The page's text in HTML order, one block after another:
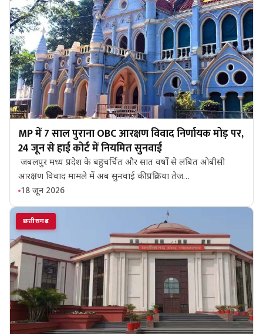
MP में 7 साल पुराना OBC आरक्षण विवाद निर्णायक मोड़ पर,
24 जून से हाई कोर्ट में नियमित सुनवाई
जबलपुर मध्य प्रदेश के बहुचर्चित और सात वर्षों से लंबित ओबीसी
आरक्षण विवाद मामले में अब सुनवाई की प्रक्रिया तेज…
18 जून 2026
छत्तीसगढ़